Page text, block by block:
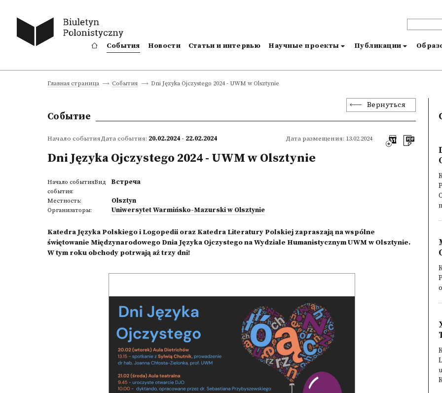
События Новости Статьи и интервью Научные проекты Публикации
Главная страница События Dni Języka Ojczystego 2024 - UWM w Olsztynie
Вернуться
Событие
Начало событияДата события: 20.02.2024 - 22.02.2024 Дата размещения: 13.02.2024
Dni Języka Ojczystego 2024 - UWM w Olsztynie
Начало событияВид
события:
Встреча
Местность: Olsztyn
Организаторы: Uniwersytet Warmińsko-Mazurski w Olsztynie
Katedra Języka Polskiego i Logopedii oraz Katedra Literatury Polskiej zapraszają na wspólne
świętowanie Międzynarodowego Dnia Języka Ojczystego na Wydziale Humanistycznym UWM w Olsztynie.
W tym roku obchody potrwają aż trzy dni!